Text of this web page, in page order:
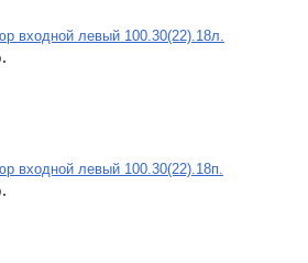
входной левый 100.30(22).18л.
входной левый 100.30(22).18п.